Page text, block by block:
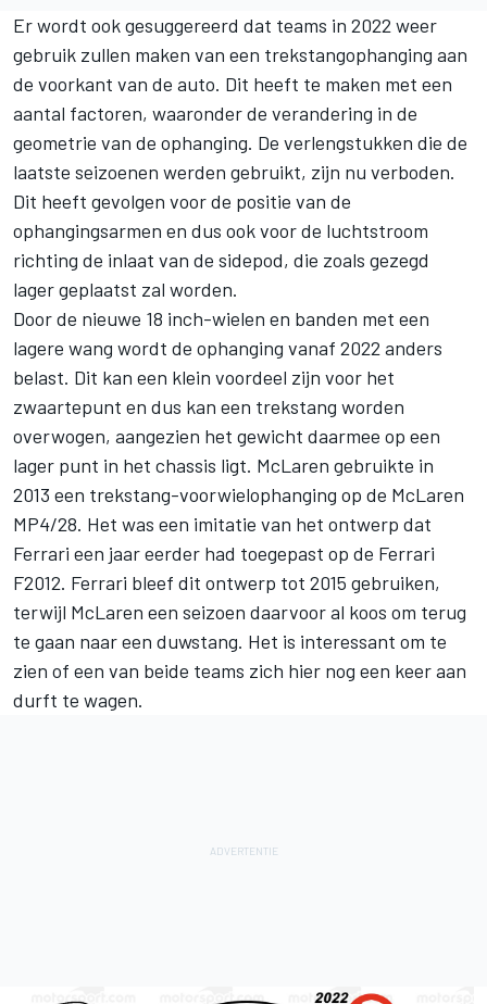
Er wordt ook gesuggereerd dat teams in 2022 weer
gebruik zullen maken van een trekstangophanging aan
de voorkant van de auto. Dit heeft te maken met een
aantal factoren, waaronder de verandering in de
geometrie van de ophanging. De verlengstukken die de
laatste seizoenen werden gebruikt, zijn nu verboden.
Dit heeft gevolgen voor de positie van de
ophangingsarmen en dus ook voor de luchtstroom
richting de inlaat van de sidepod, die zoals gezegd
lager geplaatst zal worden.
Door de nieuwe 18 inch-wielen en banden met een
lagere wang wordt de ophanging vanaf 2022 anders
belast. Dit kan een klein voordeel zijn voor het
zwaartepunt en dus kan een trekstang worden
overwogen, aangezien het gewicht daarmee op een
lager punt in het chassis ligt. McLaren gebruikte in
2013 een trekstang-voorwielophanging op de McLaren
MP4/28. Het was een imitatie van het ontwerp dat
Ferrari een jaar eerder had toegepast op de Ferrari
F2012. Ferrari bleef dit ontwerp tot 2015 gebruiken,
terwijl McLaren een seizoen daarvoor al koos om terug
te gaan naar een duwstang. Het is interessant om te
zien of een van beide teams zich hier nog een keer aan
durft te wagen.